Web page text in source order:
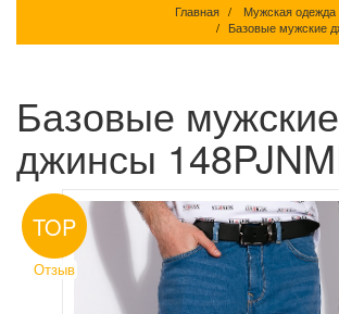
Главная Мужская одежда
Базовые мужские
Базовые мужские
джинсы
TOP
Отзыв